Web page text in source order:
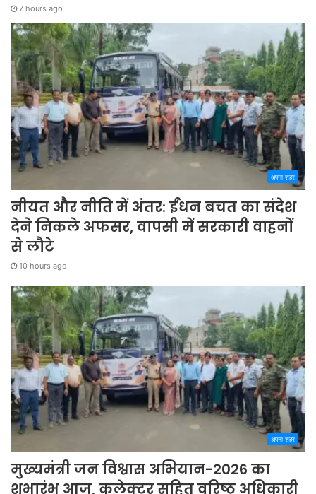
7 hours ago
अपना शहर
नीयत और नीति में अंतर: ईंधन बचत का संदेश
देने निकले अफसर, वापसी में सरकारी वाहनों
से लौटे
10 hours ago
अपना शहर
मुख्यमंत्री जन विश्वास अभियान-2026 का
शुभारंभ आज, कलेक्टर सहित वरिष्ठ अधिकारी